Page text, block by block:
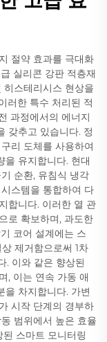
절약 효과를 극대화
실리콘 강판 적층재
스테리시스 현상을
러한 특수 처리된 적
과정에서의 에너지
갖추고 있습니다. 정
리 도체를 사용하여
을 유지합니다. 현대
순환, 유침식 냉각
스템을 통합하여 다
합니다. 이러한 열 관
로 확보하며, 과도한
코어 설계에는 스
제거함으로써 1차
. 이와 같은 향상된
, 이는 연속 가동 애
을 차지합니다. 가변
시작 단계의 경부하
범위에서 높은 효율
스마트 모니터링